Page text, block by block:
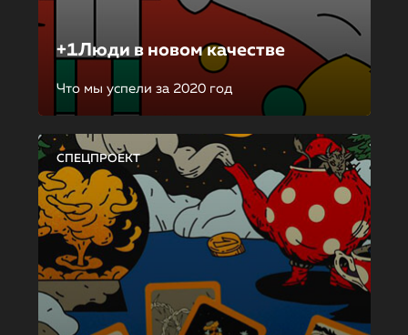
+1Люди в новом качестве
Что мы успели за 2020 год
СПЕЦПРОЕКТ